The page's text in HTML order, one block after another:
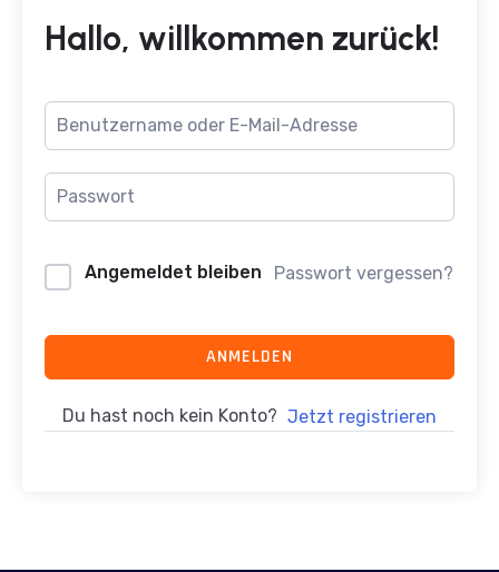
Hallo, willkommen zurück!
Angemeldet bleiben Passwort vergessen?
ANMELDEN
Du hast noch kein Konto? Jetzt registrieren